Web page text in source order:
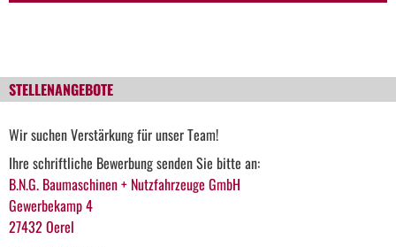
STELLENANGEBOTE
Wir suchen Verstärkung für unser Team!
Ihre schriftliche Bewerbung senden Sie bitte an:
B.N.G. Baumaschinen + Nutzfahrzeuge GmbH
Gewerbekamp 4
27432 Oerel